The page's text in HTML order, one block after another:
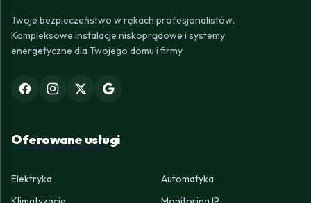
Twoje bezpieczeństwo w rękach profesjonalistów.
Kompleksowe instalacje niskoprądowe i systemy
energetyczne dla Twojego domu i firmy.
Oferowane usługi
Elektryka
Automatyka